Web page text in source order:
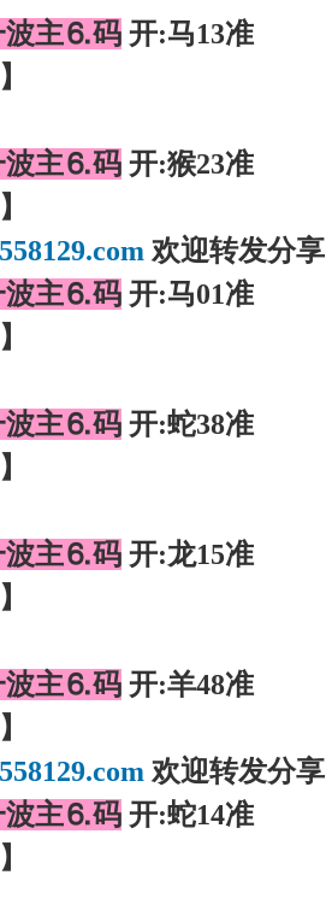
波主⒍码 开:马13准
波主⒍码 开:猴23准
欢迎转发分享
波主⒍码 开:马01准
】
波主⒍码 开:蛇38准
波主⒍码 开:龙15准
波主⒍码 开:羊48准
欢迎转发分享
波主⒍码 开:蛇14准